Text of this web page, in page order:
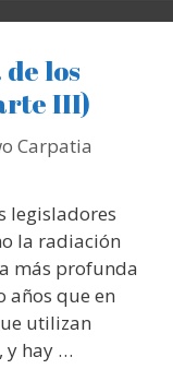
los
III)
Carpatia
legisladores
la radiación
más profunda
años que en
utilizan
y hay …